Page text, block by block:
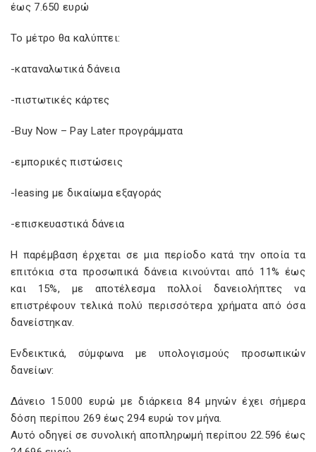
έως 7.650 ευρώ
Το μέτρο θα καλύπτει:
-καταναλωτικά δάνεια
-πιστωτικές κάρτες
-Buy Now – Pay Later προγράμματα
-εμπορικές πιστώσεις
-leasing με δικαίωμα εξαγοράς
-επισκευαστικά δάνεια
Η παρέμβαση έρχεται σε μια περίοδο κατά την οποία τα
επιτόκια στα προσωπικά δάνεια κινούνται από 11% έως
και 15%, με αποτέλεσμα πολλοί δανειολήπτες να
επιστρέφουν τελικά πολύ περισσότερα χρήματα από όσα
δανείστηκαν.
Ενδεικτικά, σύμφωνα με υπολογισμούς προσωπικών
δανείων:
Δάνειο 15.000 ευρώ με διάρκεια 84 μηνών έχει σήμερα
δόση περίπου 269 έως 294 ευρώ τον μήνα.
Αυτό οδηγεί σε συνολική αποπληρωμή περίπου 22.596 έως